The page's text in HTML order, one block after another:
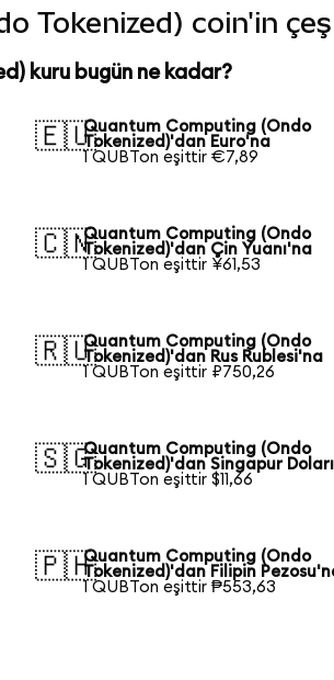
Tokenized) coin'in
kuru bugün ne kadar?
🇪🇺Quantum Computing (Ondo
Tokenized)'dan Euro'na
1 QUBTon eşittir €7,89
🇨🇳Quantum Computing (Ondo
Tokenized)'dan Çin Yuanı'na
1 QUBTon eşittir ¥61,53
🇷🇺Quantum Computing (Ondo
Tokenized)'dan Rus Rublesi'na
1 QUBTon eşittir ₽750,26
🇸🇬Quantum Computing (Ondo
Tokenized)'dan Singapur
1 QUBTon eşittir $11,66
🇵🇭Quantum Computing (Ondo
Tokenized)'dan Filipin
1 QUBTon eşittir ₱553,63